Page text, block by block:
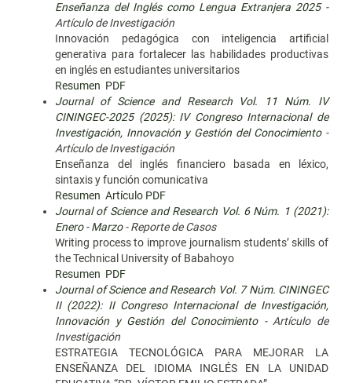
Enseñanza del Inglés como Lengua Extranjera 2025-
Artículo de Investigación
Innovación pedagógica con inteligencia artificial
generativa para fortalecer las habilidades productivas
en inglés en estudiantes universitarios
Resumen PDF
Journal of Science and Research Vol. 11 Núm. IV
CININGEC-2025 (2025): IV Congreso Internacional de
Investigación, Innovación y Gestión del Conocimiento-
Artículo de Investigación
Enseñanza del inglés financiero basada en léxico,
sintaxis y función comunicativa
Resumen Artículo PDF
Journal of Science and Research Vol. 6 Núm. 1 (2021):
Enero - Marzo- Reporte de Casos
Writing process to improve journalism students’ skills of
the Technical University of Babahoyo
Resumen PDF
Journal of Science and Research Vol. 7 Núm. CININGEC
II (2022): II Congreso Internacional de Investigación,
Innovación y Gestión del Conocimiento- Artículo de
Investigación
ESTRATEGIA TECNOLÓGICA PARA MEJORAR LA
ENSEÑANZA DEL IDIOMA INGLÉS EN LA UNIDAD